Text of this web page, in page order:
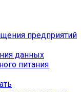
предприятий
данных
питания